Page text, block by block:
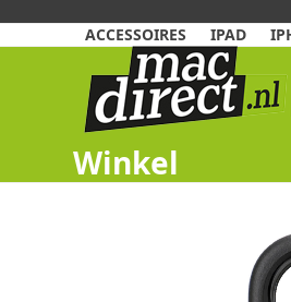
ACCESSOIRES
IPAD
Winkel